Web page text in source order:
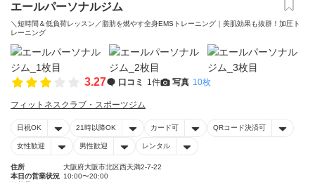
エールパーソナルジム
＼短時間＆低負荷レッスン／脂肪を燃やす全身EMSトレーニング｜美肌効果も抜群！加圧ト
レーニング
3.27 口コミ 1件 写真 10枚
フィットネスクラブ・スポーツジム
日祝OK 21時以降OK カード可 QRコード決済可
女性歓迎 男性歓迎 レンタル
住所
大阪府大阪市北区西天満2-7-22
本日の営業状況 10:00〜20:00